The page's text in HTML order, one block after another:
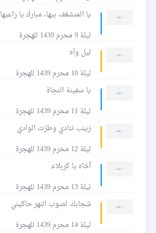
يا المنشغف بيها، مبارك يا راعيها
ليلة 9 محرم 1439 للهجرة
ليل وآه
ليلة 10 محرم 1439 للهجرة
يا سفينة النجاة
ليلة 11 محرم 1439 للهجرة
زينب تنادي وطرّت الوادي
ليلة 12 محرم 1439 للهجرة
أحّاه يا كربلاء
ليلة 13 محرم 1439 للهجرة
شجابك لصوب النهر حاكيني
ليلة 14 محرم 1439 للهجرة